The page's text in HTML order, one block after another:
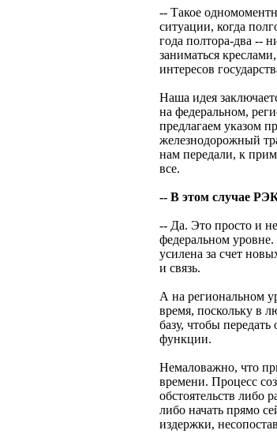
-- Такое
ситуации, когда
года полтора-два --
заниматься
интересов
Наша идея
на федеральном,
предлагаем указом
железнодорожный
нам передали, к
все.
-- В этом случае
-- Да. Это просто и
федеральном
усилена за счет
и связь.
А на региональном
время, поскольку в
базу, чтобы
функции.
Немаловажно, что
времени. Процесс
обстоятельств либо
либо начать прямо
издержки,